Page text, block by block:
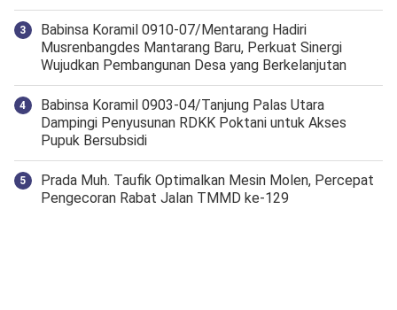
Babinsa Koramil 0910-07/Mentarang Hadiri
Musrenbangdes Mantarang Baru, Perkuat Sinergi
Wujudkan Pembangunan Desa yang Berkelanjutan
‎Babinsa Koramil 0903-04/Tanjung Palas Utara
Dampingi Penyusunan RDKK Poktani untuk Akses
Pupuk Bersubsidi
Prada Muh. Taufik Optimalkan Mesin Molen, Percepat
Pengecoran Rabat Jalan TMMD ke-129